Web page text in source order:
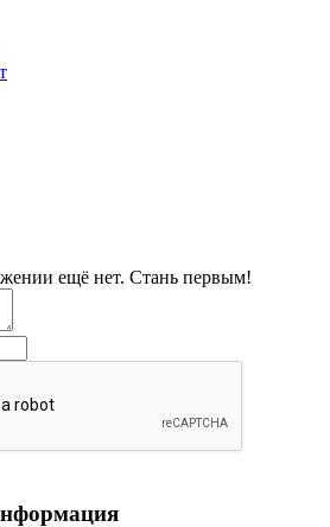
ещё нет. Стань первым!